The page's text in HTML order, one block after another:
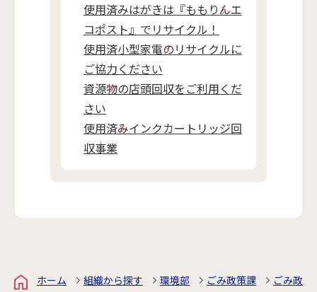
使用済みはがきは『ももりんエ
コポスト』でリサイクル！
使用済小型家電のリサイクルに
ご協力ください
資源物の店頭回収をご利用くだ
さい
使用済みインクカートリッジ回
収事業
ホーム 組織から探す 環境部 ごみ政策課
ごみ政